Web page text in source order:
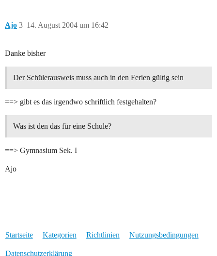
Ajo 14. August 2004 um 16:42
3
Danke bisher
Der Schülerausweis muss auch in den Ferien gültig sein
==> gibt es das irgendwo schriftlich festgehalten?
Was ist den das für eine Schule?
==> Gymnasium Sek. I
Ajo
Startseite Kategorien Richtlinien Nutzungsbedingungen
Datenschutzerklärung